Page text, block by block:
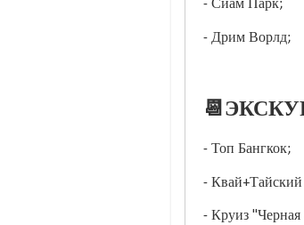
- Сиам Парк;
- Дрим Ворлд;
- Топ Бангкок;
- Квай+Тайский
- Круиз